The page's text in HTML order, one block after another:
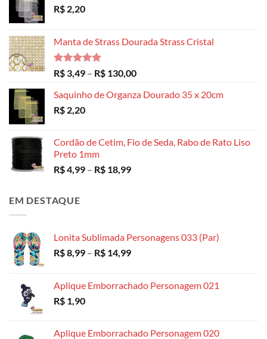
R$ 2,20
Manta de Strass Dourada Strass Cristal
Avaliação
5.00
de 5
R$ 3,49 – R$ 130,00Faixa
preço:
Saquinho de Organza Dourado 35 x 20cm
R$ 2,20
Cordão de Cetim, Fio de Seda, Rabo de Rato Liso
Preto 1mm
R$4,99 – R$ 18,99Faixa
EM DESTAQUE
Lonita Sublimada Personagens 033 (Par)
R$8,99 – R$ 14,99Faixa
R$ 8,99
Aplique Emborrachado Personagem 021
R$ 1,90
Aplique Emborrachado Personagem 020